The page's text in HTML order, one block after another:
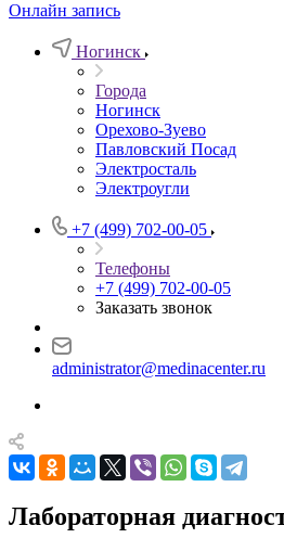
Онлайн запись
Ногинск
Города
Ногинск
Орехово-Зуево
Павловский Посад
Электросталь
Электроугли
+7 (499) 702-00-05
Телефоны
+7 (499) 702-00-05
Заказать звонок
administrator@medinacenter.ru
Лабораторная